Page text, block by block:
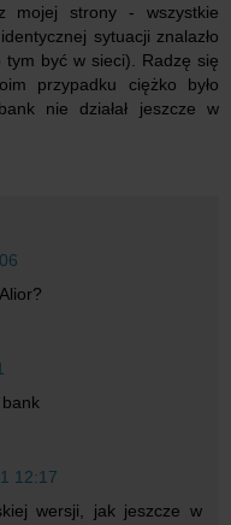
mojej strony - wszystkie
sytuacji znalazło
być w sieci). Radzę się
przypadku ciężko było
nie działał jeszcze w
12:17
wersji, jak jeszcze w